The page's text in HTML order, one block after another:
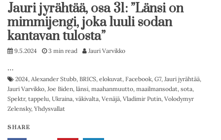
Jauri jyrähtää, osa 31: ”Länsi on
mimmijengi, joka luuli sodan
kantavan tulosta”
9.5.2024 3 min read Jauri Varvikko
…
2024, Alexander Stubb, BRICS, elokuvat, Facebook, G7, Jauri jyrähtää,
Jauri Varvikko, Joe Biden, länsi, maahanmuutto, maailmansodat, sota,
Spektr, tappelu, Ukraina, väkivalta, Venäjä, Vladimir Putin, Volodymyr
Zelensky, Yhdysvallat
SHARE